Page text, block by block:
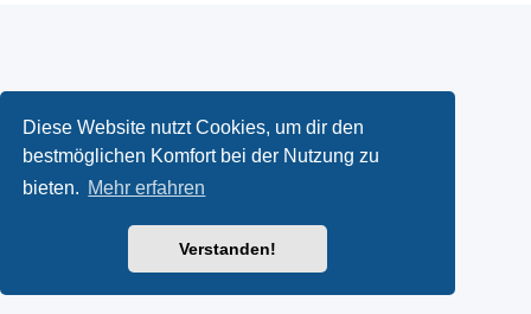
Diese Website nutzt Cookies, um dir den
bestmöglichen Komfort bei der Nutzung zu
bieten. Mehr erfahren
Verstanden!